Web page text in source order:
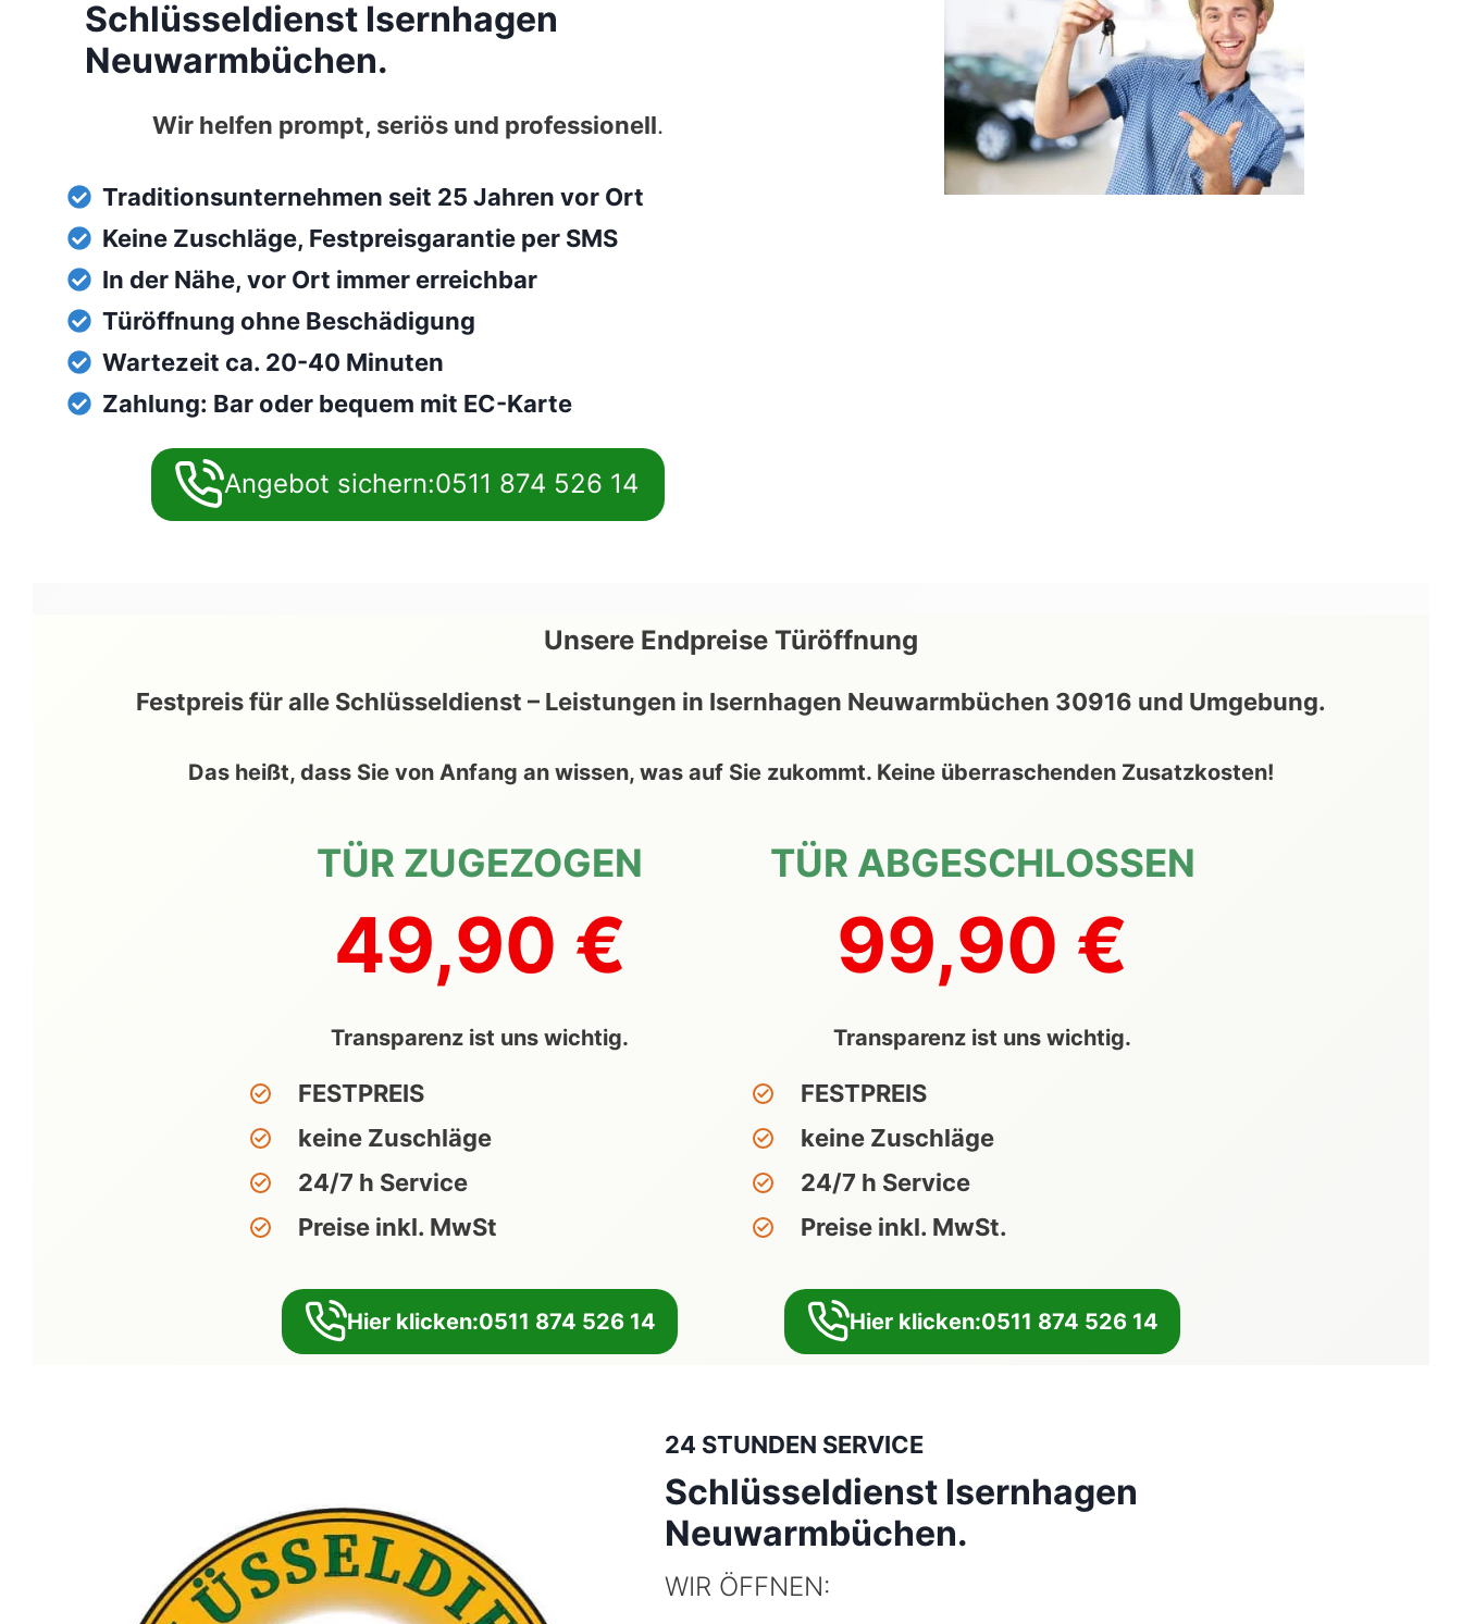
Schlüsseldienst Isernhagen
Neuwarmbüchen.
Wir helfen prompt, seriös und professionell.
Traditionsunternehmen seit 25 Jahren vor Ort
Keine Zuschläge, Festpreisgarantie per SMS
In der Nähe, vor Ort immer erreichbar
Türöffnung ohne Beschädigung
Wartezeit ca. 20-40 Minuten
Zahlung: Bar oder bequem mit EC-Karte
Angebot sichern:0511 874 526 14
Unsere Endpreise Türöffnung
Festpreis für alle Schlüsseldienst – Leistungen in Isernhagen Neuwarmbüchen 30916 und Umgebung.
Das heißt, dass Sie von Anfang an wissen, was auf Sie zukommt. Keine überraschenden Zusatzkosten!
TÜR ZUGEZOGEN
49,90 €
Transparenz ist uns wichtig.
FESTPREIS
keine Zuschläge
24/7 h Service
Preise inkl. MwSt
Hier klicken:0511 874 526 14
TÜR ABGESCHLOSSEN
99,90 €
Transparenz ist uns wichtig.
FESTPREIS
keine Zuschläge
24/7 h Service
Preise inkl. MwSt.
Hier klicken:0511 874 526 14
24 STUNDEN SERVICE
Schlüsseldienst Isernhagen
Neuwarmbüchen.
WIR ÖFFNEN: